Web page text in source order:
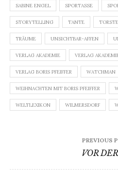
SABINE ENGEL SPORTASSE
STORYTELLING TANTE
TRÄUME UNSICHTBAR-AFFEN
VERLAG AKADEMIE VERLAG
VERLAG BORIS PFEIFFER WATCHMAN
WEIHNACHTEN MIT BORIS PFEIFFER
WELTLEXIKON WILMERSDORF
PREVIOUS
VOR